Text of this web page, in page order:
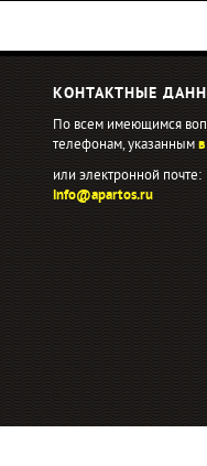
КОНТАКТНЫЕ
По всем имеющимся
телефонам, указанным
или электронной почте:
info@apartos.ru